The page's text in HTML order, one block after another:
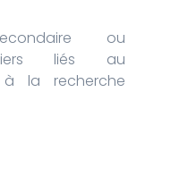
ou
liés au
la recherche